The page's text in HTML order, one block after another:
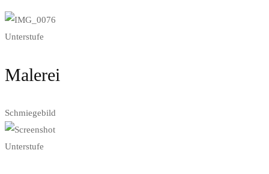
Unterstufe
Malerei
Schmiegebild
Unterstufe